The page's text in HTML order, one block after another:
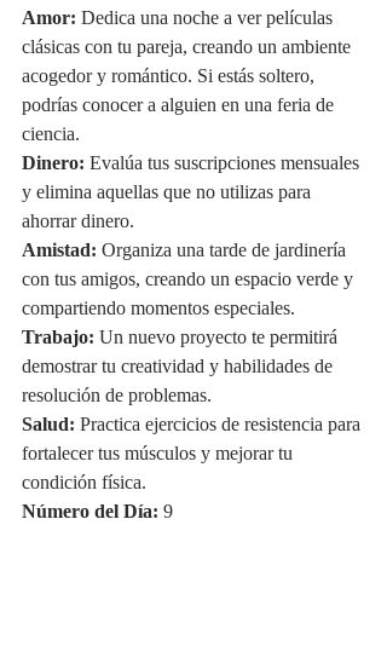
Amor: Dedica una noche a ver películas
clásicas con tu pareja, creando un ambiente
acogedor y romántico. Si estás soltero,
podrías conocer a alguien en una feria de
ciencia.
Dinero: Evalúa tus suscripciones mensuales
y elimina aquellas que no utilizas para
ahorrar dinero.
Amistad: Organiza una tarde de jardinería
con tus amigos, creando un espacio verde y
compartiendo momentos especiales.
Trabajo: Un nuevo proyecto te permitirá
demostrar tu creatividad y habilidades de
resolución de problemas.
Salud: Practica ejercicios de resistencia para
fortalecer tus músculos y mejorar tu
condición física.
Número del Día: 9